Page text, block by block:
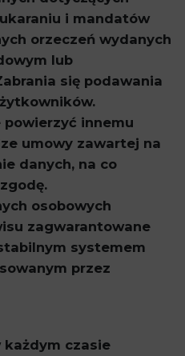
i mandatów
orzeczeń wydanych
lub
się podawania
innemu
umowy zawartej na
danych, na co
osobowych
zagwarantowane
systemem
przez
każdym czasie